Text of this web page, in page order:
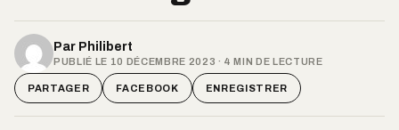
Par Philibert
PUBLIÉ LE 10 DÉCEMBRE 2023 · 4 MIN DE LECTURE
PARTAGER FACEBOOK ENREGISTRER